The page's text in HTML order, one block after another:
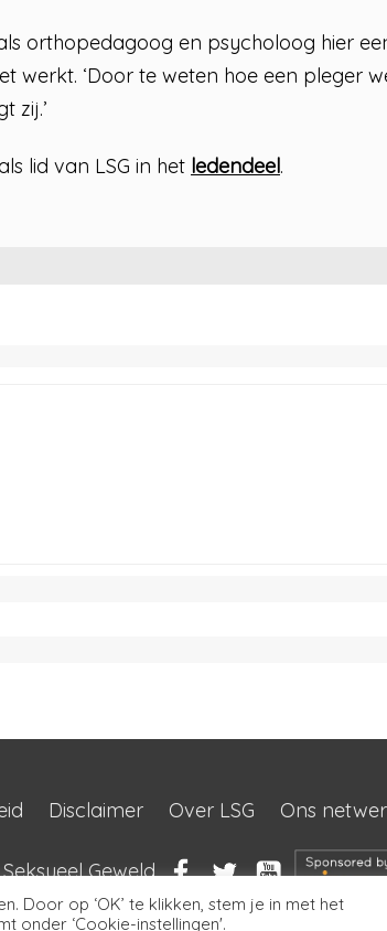
orthopedagoog en psycholoog hier
werkt. ‘Door te weten hoe een pleger
zij.’
lid van LSG in het ledendeel.
Disclaimer Over LSG Ons
Geweld
Door op ‘OK’ te klikken, stem je in met het
onder ‘Cookie-instellingen'.